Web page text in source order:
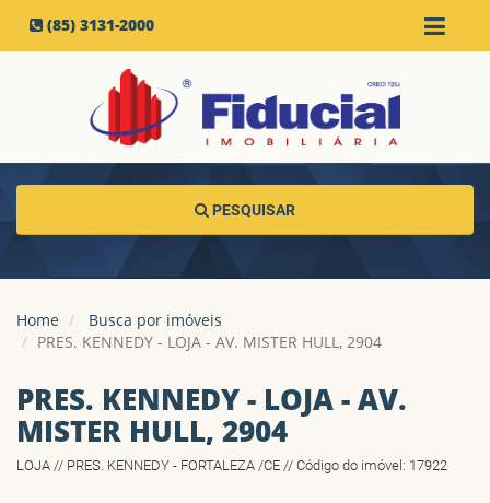
(85) 3131-2000
PESQUISAR
Home
Busca por imóveis
PRES. KENNEDY - LOJA - AV. MISTER HULL, 2904
PRES. KENNEDY - LOJA - AV.
MISTER HULL, 2904
LOJA // PRES. KENNEDY - FORTALEZA /CE // Código do imóvel: 17922